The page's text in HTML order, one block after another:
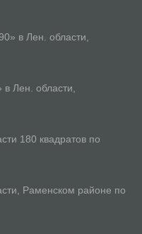
в Лен. области,
Лен. области,
180 квадратов по
Раменском районе по